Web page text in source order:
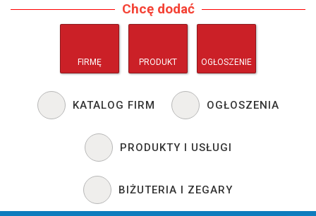
Chcę dodać
FIRMĘ PRODUKT OGŁOSZENIE
KATALOG FIRM OGŁOSZENIA
PRODUKTY I USŁUGI
BIŻUTERIA I ZEGARY